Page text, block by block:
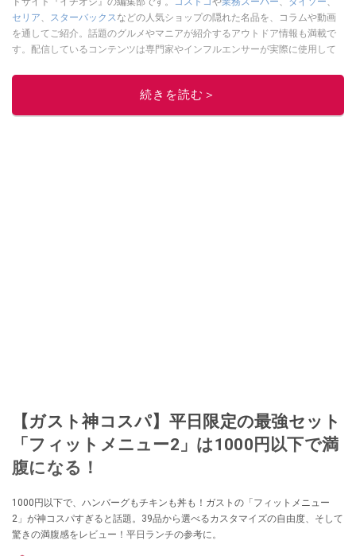
セリア
スターバックス などの人気ショップの隠れた名品を、コラムや動画
を通してご紹介。話題のグルメやマニアが紹介するアウトドア情報も満載で
す。配信しているコンテンツは専門家やインフルエンサーが実際に使用して
ニュースでフォロー
続きを読む＞
【ガスト神コスパ】平日限定の最強セット
「フィットメニュー2」は1000円以下で満
腹になる！
1000円以下で、ハンバーグもチキンも丼も！ガストの「フィットメニュー
2」が神コスパすぎると話題。39品から選べるカスタマイズの自由度、そして
驚きの満腹感をレビュー！平日ランチの参考に。